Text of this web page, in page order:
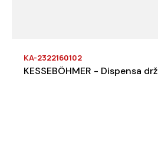
KA-2322160102
KESSEBÖHMER - Dispensa